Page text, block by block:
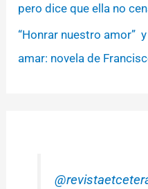
pero dice que ella no
“Honrar nuestro amor”
amar: novela de